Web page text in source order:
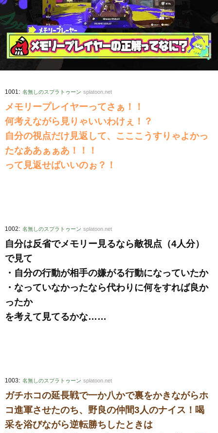
1001: 名無しのスプラトゥーン splatoon.net
メモリープレイヤーってさぁ！！
何考えながら見りゃいいわけぇ！？
自分の視点だけ見返して、こここうすりゃよかっ
たなああぁぁあ！！！
って見返せばいいのぉ？！
1002: 名無しのスプラトゥーン splatoon.net
自分は反省でメモリー見るなら敵視点（4人分）
で見て
・自分の行動が相手の嫌がる行動になっていたか
・なっていなかったなら代わりに何をすれば良か
ったか
を考えて見てるかな……
1003: 名無しのスプラトゥーン splatoon.net
ガチホコの延長戦で一か八かで裏をかきながらホ
コ進軍させたのち、野良の仲間3人のナイス！喝
采を浴びながら逆転勝ちしたときは